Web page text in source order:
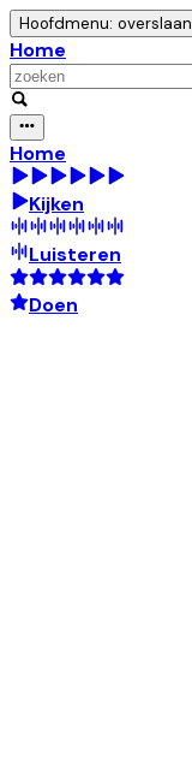
Hoofdmenu: overslaan
Home
Home
Kijken
Luisteren
Doen